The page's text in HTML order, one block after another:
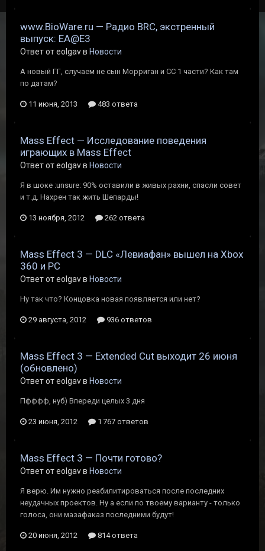
www.BioWare.ru — Радио BRC, экстренный
выпуск: EA@E3
Ответ от eolgav в Новости
А новый ГГ, случаем не сын Морриган и СС 1 части? Как там
по датам?
11 июня, 2013 483 ответа
Mass Effect — Исследование поведения
играющих в Mass Effect
Ответ от eolgav в Новости
Я в шоке :unsure: 90% оставили в живых рахни, спасли совет
и т.д. Нахрен так жить Шепарды!
13 ноября, 2012 262 ответа
Mass Effect 3 — DLC «Левиафан» вышел на Xbox
360 и РС
Ответ от eolgav в Новости
Ну так что? Концовка новая появляется или нет?
29 августа, 2012 936 ответов
Mass Effect 3 — Extended Cut выходит 26 июня
(обновлено)
Ответ от eolgav в Новости
Пфффф, нуб) Впереди целых 3 дня
23 июня, 2012 1 767 ответов
Mass Effect 3 — Почти готово?
Ответ от eolgav в Новости
Я верю. Им нужно реабилитироваться после последних
неудачных проектов. Ну а если по твоему варианту - только
голоса, они мазафаказ последними будут!
20 июня, 2012 814 ответа